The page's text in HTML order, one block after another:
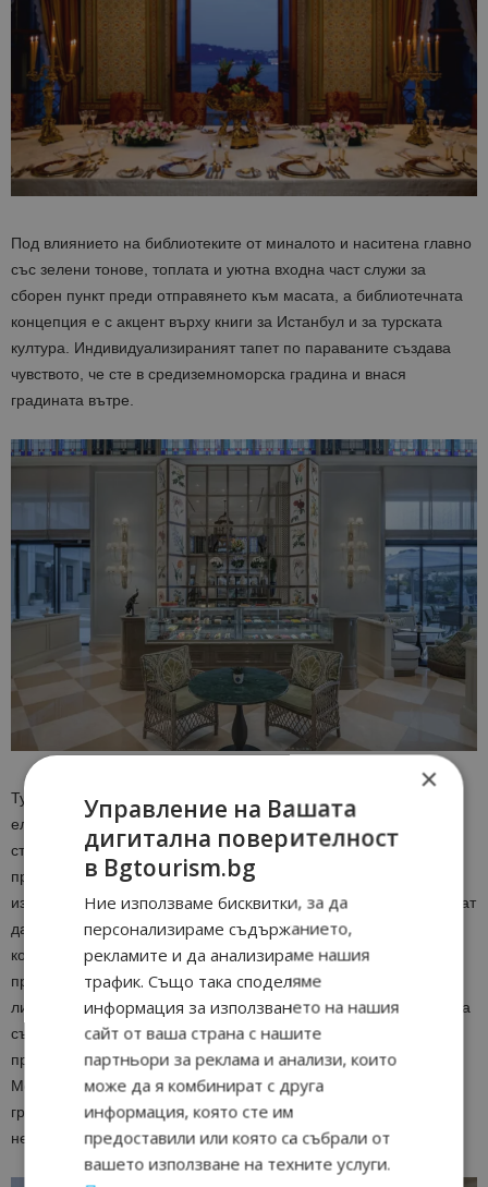
Под влиянието на библиотеките от миналото и наситена главно
със зелени тонове, топлата и уютна входна част служи за
сборен пункт преди отправянето към масата, а библиотечната
концепция е с акцент върху книги за Истанбул и за турската
култура. Индивидуализираният тапет по параваните създава
чувството, че сте в средиземноморска градина и внася
градината вътре.
Тук гостите влизат в свят на кулинарни изкушения, където
елегантно преустроените бюфетни части предлагат изтънчен
стил. Подвижните паравани създават пищно бюфетно
преживяване, превръщайки се в преходна зона, когато не се
използват. Пространството е гъвкаво, като има зони, които могат
да се отварят или затварят, в зависимост от времето на деня и
които са разделени чрез паравани, врати и завеси, за да
приютят различно количество гости. Морскосините и белите
линии пресъздават средиземноморската мореплавателна тема
със съвременни щрихи, а отварянето на завесите придава на
пространството театрално и церемониално усещане.
Модулният дизайн поражда чувство за пътешествие, а тучните
градини и гледките към Босфора създават условия за
незабравимо кулинарно преживяване.
×
Управление на Вашата
дигитална поверителност
в Bgtourism.bg
Ние използваме бисквитки, за да
персонализираме съдържанието,
рекламите и да анализираме нашия
трафик. Също така споделяме
информация за използването на нашия
сайт от ваша страна с нашите
партньори за реклама и анализи, които
може да я комбинират с друга
информация, която сте им
предоставили или която са събрали от
вашето използване на техните услуги.